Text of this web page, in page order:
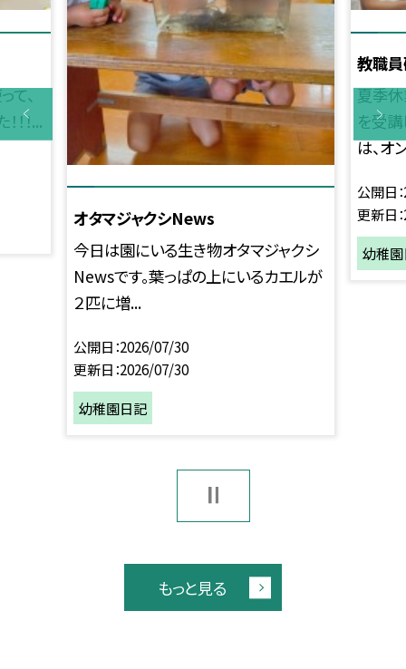
て、
！！...
オタマジャクシNews
今日は園にいる生き物オタマジャクシ
Newsです。葉っぱの上にいるカエルが
２匹に増...
公開日 2026/07/30
更新日 2026/07/30
幼稚園日記
教職
夏季休
を受講
は、オ
公開日
更新日
幼稚
もっと見る